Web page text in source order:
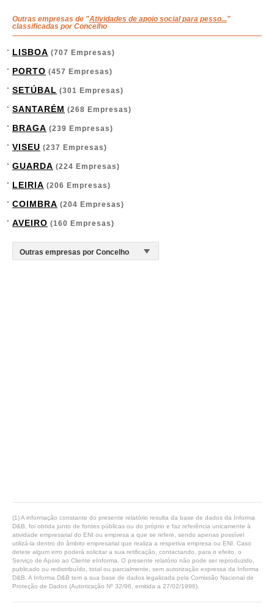
Outras empresas de "Atividades de apoio social para pesso..."
classificadas por Concelho
LISBOA (707 Empresas)
PORTO (457 Empresas)
SETÚBAL (301 Empresas)
SANTARÉM (268 Empresas)
BRAGA (239 Empresas)
VISEU (237 Empresas)
GUARDA (224 Empresas)
LEIRIA (206 Empresas)
COIMBRA (204 Empresas)
AVEIRO (160 Empresas)
(1) A informação constante do presente relatório resulta da base de dados da Informa
D&B, foi obtida junto de fontes públicas ou do próprio e faz referência unicamente à
atividade empresarial do ENI ou empresa a que se refere, sendo apenas possível
utilizá-la dentro do âmbito empresarial que realiza a respetiva empresa ou ENI. Caso
detete algum erro poderá solicitar a sua retificação, contactando, para o efeito, o
Serviço de Apoio ao Cliente eInforma. O presente relatório não pode ser reproduzido,
publicado ou redistribuído, total ou parcialmente, sem autorização expressa da Informa
D&B. A Informa D&B tem a sua base de dados legalizada pela Comissão Nacional de
Proteção de Dados (Autorização Nº 32/96, emitida a 27/02/1996).